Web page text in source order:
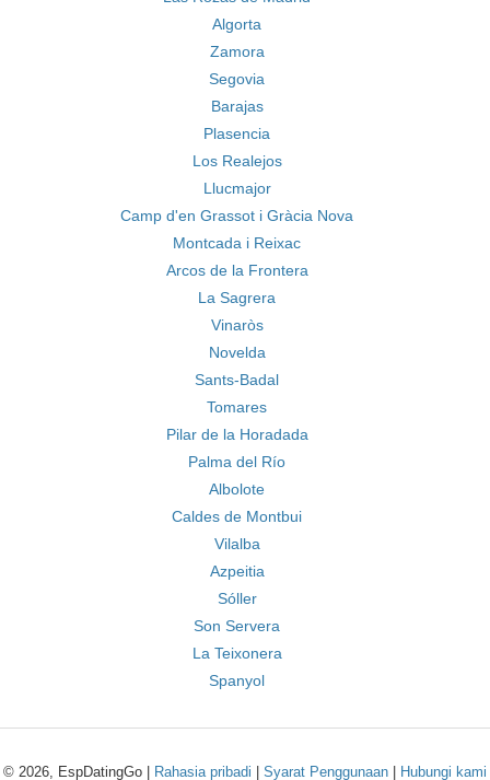
Algorta
Zamora
Segovia
Barajas
Plasencia
Los Realejos
Llucmajor
Camp d'en Grassot i Gràcia Nova
Montcada i Reixac
Arcos de la Frontera
La Sagrera
Vinaròs
Novelda
Sants-Badal
Tomares
Pilar de la Horadada
Palma del Río
Albolote
Caldes de Montbui
Vilalba
Azpeitia
Sóller
Son Servera
La Teixonera
Spanyol
© 2026, EspDatingGo | Rahasia pribadi Syarat Penggunaan Hubungi kami